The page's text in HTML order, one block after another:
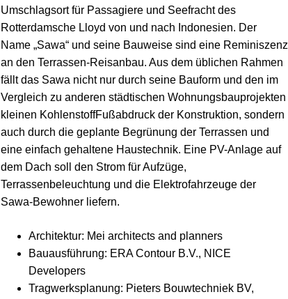
Umschlagsort für Passagiere und Seefracht des
Rotterdamsche Lloyd von und nach Indonesien. Der
Name „Sawa“ und seine Bauweise sind eine Reminiszenz
an den Terrassen-Reisanbau. Aus dem üblichen Rahmen
fällt das Sawa nicht nur durch seine Bauform und den im
Vergleich zu anderen städtischen Wohnungsbauprojekten
kleinen KohlenstoffFußabdruck der Konstruktion, sondern
auch durch die geplante Begrünung der Terrassen und
eine einfach gehaltene Haustechnik. Eine PV-Anlage auf
dem Dach soll den Strom für Aufzüge,
Terrassenbeleuchtung und die Elektrofahrzeuge der
Sawa-Bewohner liefern.
Architektur: Mei architects and planners
Bauausführung: ERA Contour B.V., NICE
Developers
Tragwerksplanung: Pieters Bouwtechniek BV,